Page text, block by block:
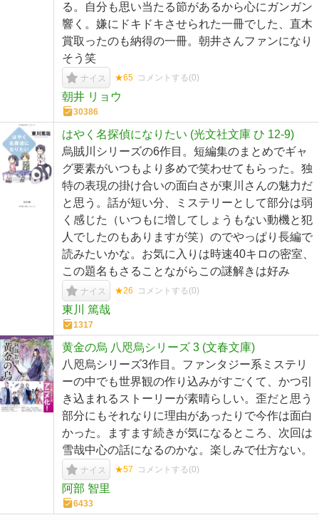
る。自分も思い当たる節があるから心にガンガン
響く。嫌にドキドキさせられた一冊でした、直木
賞取ったのも納得の一冊。朝井さんファンになり
そう笑
ナイス ★65 コメントする(0)
朝井 リョウ
30386
はやく名探偵になりたい (光文社文庫 ひ 12-9)
烏賊川シリーズの6作目。短編集のまとめでギャ
グ要素がいつもより多めで笑わせてもらった。独
特の表現の掛け合いの面白さが東川さんの魅力だ
と思う。話が短い分、ミステリーとして部分は弱
く感じた（いつもに増してしょうもない動機と犯
人でしたのもありますが笑）のでやっぱり長編で
読みたいかな。お気に入りは時速40キロの密室、
この題名もさることながらこの謎解きは好み
ナイス ★26 コメントする(0)
東川 篤哉
1317
黄金の烏 八咫烏シリーズ 3 (文春文庫)
八咫烏シリーズ3作目。ファンタジー系ミステリ
ーの中でも世界観の作り込みがすごくて、かつ引
き込まれるストーリーが素晴らしい。歪だと思う
部分にもそれなりに理由があったりで今作は面白
かった。ますます続きが気になるところ、次回は
雪哉中心の話になるのかな。楽しみで仕方ない。
ナイス ★57 コメントする(0)
阿部 智里
6433